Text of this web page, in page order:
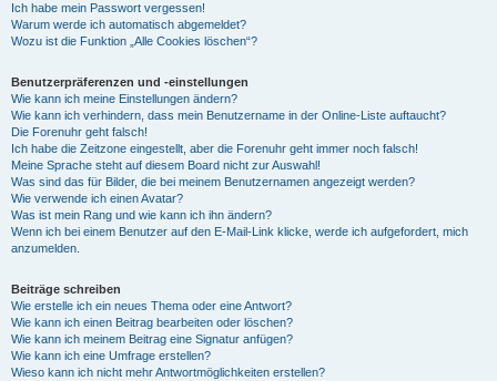
Ich habe mein Passwort vergessen!
Warum werde ich automatisch abgemeldet?
Wozu ist die Funktion „Alle Cookies löschen“?
Benutzerpräferenzen und -einstellungen
Wie kann ich meine Einstellungen ändern?
Wie kann ich verhindern, dass mein Benutzername in der Online-Liste auftaucht?
Die Forenuhr geht falsch!
Ich habe die Zeitzone eingestellt, aber die Forenuhr geht immer noch falsch!
Meine Sprache steht auf diesem Board nicht zur Auswahl!
Was sind das für Bilder, die bei meinem Benutzernamen angezeigt werden?
Wie verwende ich einen Avatar?
Was ist mein Rang und wie kann ich ihn ändern?
Wenn ich bei einem Benutzer auf den E-Mail-Link klicke, werde ich aufgefordert, mich
anzumelden.
Beiträge schreiben
Wie erstelle ich ein neues Thema oder eine Antwort?
Wie kann ich einen Beitrag bearbeiten oder löschen?
Wie kann ich meinem Beitrag eine Signatur anfügen?
Wie kann ich eine Umfrage erstellen?
Wieso kann ich nicht mehr Antwortmöglichkeiten erstellen?